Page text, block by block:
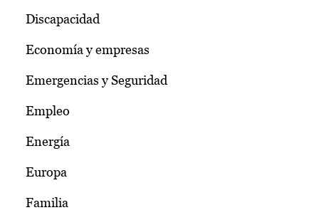
Discapacidad
Economía y empresas
Emergencias y Seguridad
Empleo
Energía
Europa
Familia